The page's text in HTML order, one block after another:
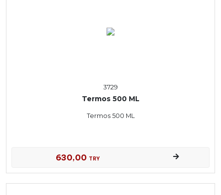
3729
Termos 500 ML
Termos 500 ML
630,00 TRY